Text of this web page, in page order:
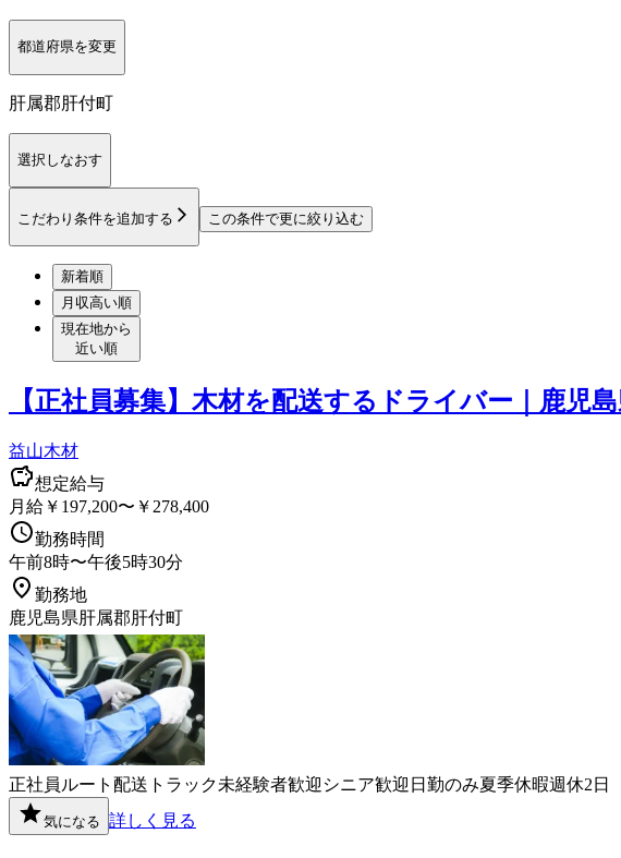
都道府県を変更
肝属郡肝付町
選択しなおす
こだわり条件を追加する この条件で更に絞り込む
新着順
月収高い順
現在地から
近い順
【正社員募集】木材を配送するドライバー｜鹿児
益山木材
想定給与
月給￥197,200〜￥278,400
勤務時間
午前8時〜午後5時30分
勤務地
鹿児島県肝属郡肝付町
正社員 ルート配送 トラック未経験者歓迎 シニア歓迎 日勤のみ夏季休暇週休2日
気になる 詳しく見る